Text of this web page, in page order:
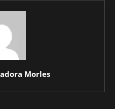
Morles